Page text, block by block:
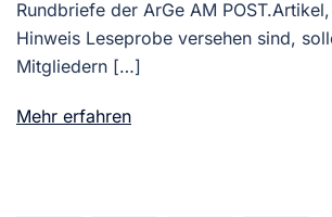
Rundbriefe der ArGe AM
Hinweis Leseprobe versehen sind,
Mitgliedern […]
Mehr erfahren